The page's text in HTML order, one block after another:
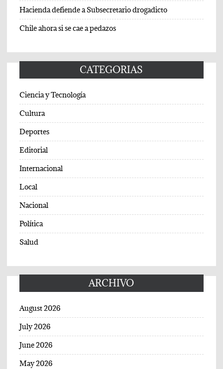
Hacienda defiende a Subsecretario drogadicto
Chile ahora si se cae a pedazos
CATEGORIAS
Ciencia y Tecnología
Cultura
Deportes
Editorial
Internacional
Local
Nacional
Política
Salud
ARCHIVO
August 2026
July 2026
June 2026
May 2026